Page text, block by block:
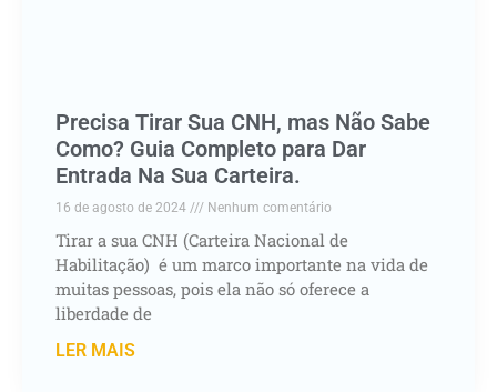
Precisa Tirar Sua CNH, mas Não Sabe
Como? Guia Completo para Dar
Entrada Na Sua Carteira.
16 de agosto de 2024 Nenhum comentário
Tirar a sua CNH (Carteira Nacional de
Habilitação) é um marco importante na vida de
muitas pessoas, pois ela não só oferece a
liberdade de
LER MAIS